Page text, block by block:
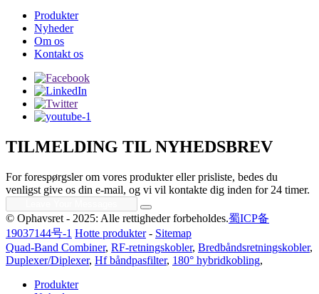
Produkter
Nyheder
Om os
Kontakt os
TILMELDING TIL NYHEDSBREV
For forespørgsler om vores produkter eller prisliste, bedes du
venligst give os din e-mail, og vi vil kontakte dig inden for 24 timer.
© Ophavsret - 2025: Alle rettigheder forbeholdes.蜀ICP备
19037144号-1 Hotte produkter- Sitemap
Quad-Band Combiner, RF-retningskobler, Bredbåndsretningskobler,
Duplexer/Diplexer, Hf båndpasfilter, 180° hybridkobling,
Produkter